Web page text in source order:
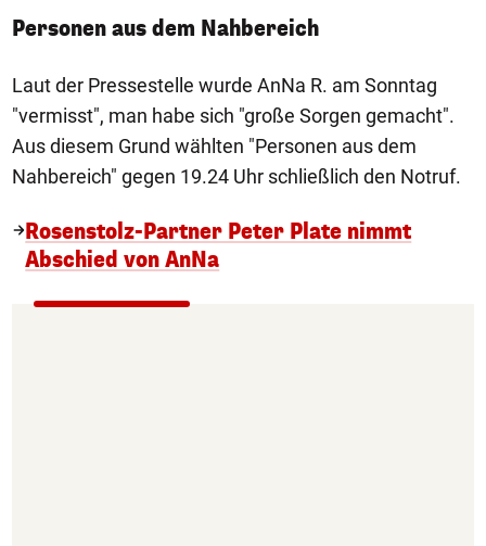
Personen aus dem Nahbereich
Laut der Pressestelle wurde AnNa R. am Sonntag
"vermisst", man habe sich "große Sorgen gemacht".
Aus diesem Grund wählten "Personen aus dem
Nahbereich" gegen 19.24 Uhr schließlich den Notruf.
Rosenstolz-Partner Peter Plate nimmt
Abschied von AnNa